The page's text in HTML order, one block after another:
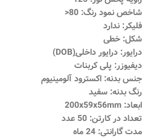
شاخص نمود رنگ: 80<
فلیکر: ندارد
شکل: خطی
درایور: درایور داخلی(ِDOB)
دیفیوزر: پلی کربنات
جنس بدنه: اکسترود آلومینیوم
رنگ بدنه: سفید
ابعاد: 200x59x56mm
تعداد در کارتن: 50 عدد
مدت گارانتی: 24 ماه